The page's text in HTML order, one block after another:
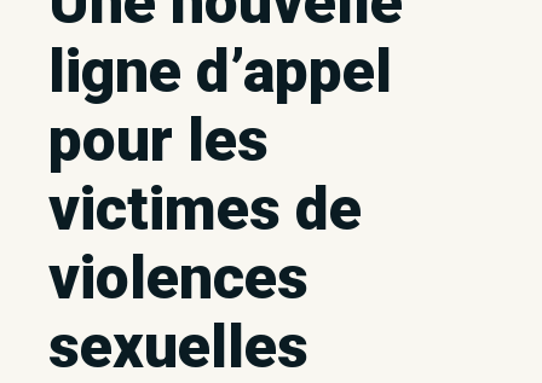
ligne d’appel
pour les
victimes de
violences
sexuelles